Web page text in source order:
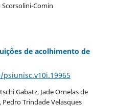
Scorsolini-Comin
de acolhimento de
Gabatz, Jade Ornelas de
Trindade Velasques